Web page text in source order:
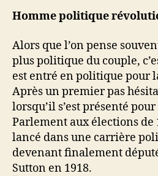
Homme politique
Alors que l’on pense
plus politique du couple,
est entré en politique pour
Après un premier pas
lorsqu’il s’est présenté
Parlement aux élections de
lancé dans une carrière
devenant finalement
Sutton en 1918.